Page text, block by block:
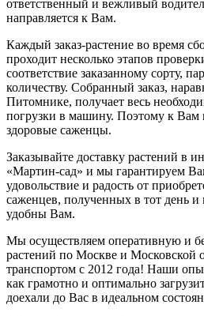
ответственный и вежливый
направляется к Вам.
Каждый заказ-растение во время
проходит несколько этапов
соответствие заказанному сорту,
количеству. Собранный заказ,
Питомнике, получает весь
погрузки в машину. Поэтому к Вам
здоровые саженцы.
Заказывайте доставку растений в
«Мартин-сад» и мы гарантируем
удовольствие и радость от
саженцев, полученных в тот день и
удобны Вам.
Мы осуществляем оперативную и
растений по Москве и Московской
транспортом с 2012 года! Наши
как грамотно и оптимально
доехали до Вас в идеальном